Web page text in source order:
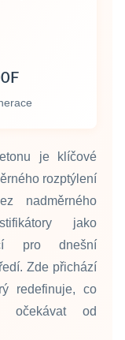
je klíčové
rozptýlení
nadměrného
jako
pro dnešní
Zde přichází
redefinuje, co
očekávat od